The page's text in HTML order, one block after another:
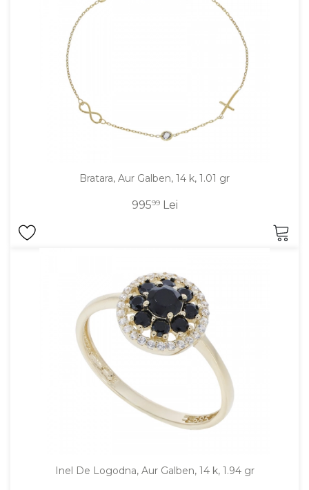
Bratara, Aur Galben, 14 k, 1.01 gr
99599Lei
Inel De Logodna, Aur Galben, 14 k, 1.94 gr